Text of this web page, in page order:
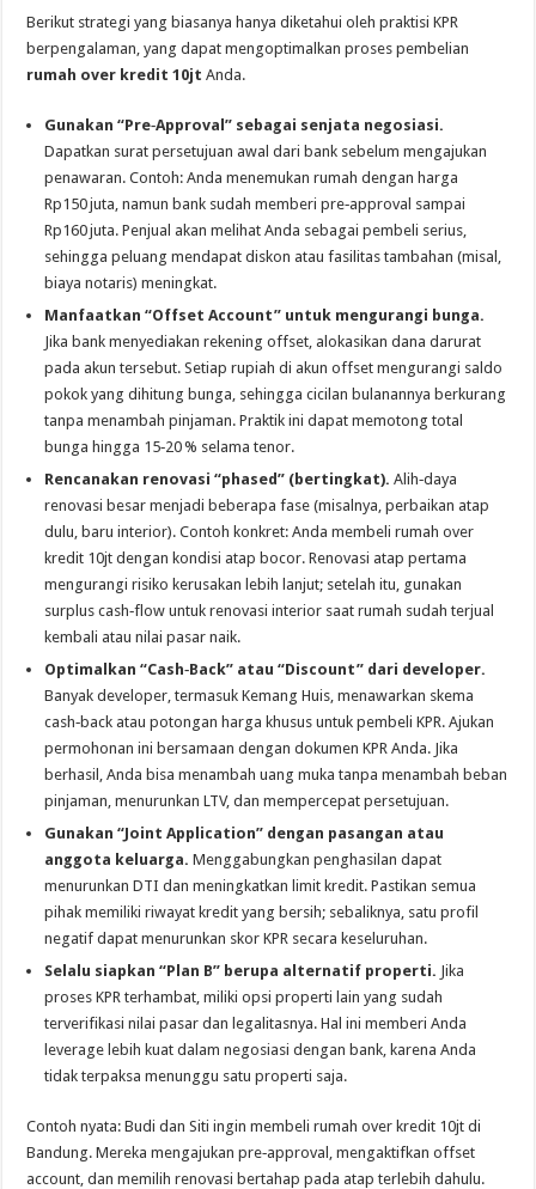
Berikut strategi yang biasanya hanya diketahui oleh praktisi KPR
berpengalaman, yang dapat mengoptimalkan proses pembelian
rumah over kredit 10jt Anda.
Gunakan “Pre‑Approval” sebagai senjata negosiasi.
Dapatkan surat persetujuan awal dari bank sebelum mengajukan
penawaran. Contoh: Anda menemukan rumah dengan harga
Rp150 juta, namun bank sudah memberi pre‑approval sampai
Rp160 juta. Penjual akan melihat Anda sebagai pembeli serius,
sehingga peluang mendapat diskon atau fasilitas tambahan (misal,
biaya notaris) meningkat.
Manfaatkan “Offset Account” untuk mengurangi bunga.
Jika bank menyediakan rekening offset, alokasikan dana darurat
pada akun tersebut. Setiap rupiah di akun offset mengurangi saldo
pokok yang dihitung bunga, sehingga cicilan bulanannya berkurang
tanpa menambah pinjaman. Praktik ini dapat memotong total
bunga hingga 15‑20 % selama tenor.
Rencanakan renovasi “phased” (bertingkat). Alih‑daya
renovasi besar menjadi beberapa fase (misalnya, perbaikan atap
dulu, baru interior). Contoh konkret: Anda membeli rumah over
kredit 10jt dengan kondisi atap bocor. Renovasi atap pertama
mengurangi risiko kerusakan lebih lanjut; setelah itu, gunakan
surplus cash‑flow untuk renovasi interior saat rumah sudah terjual
kembali atau nilai pasar naik.
Optimalkan “Cash‑Back” atau “Discount” dari developer.
Banyak developer, termasuk Kemang Huis, menawarkan skema
cash‑back atau potongan harga khusus untuk pembeli KPR. Ajukan
permohonan ini bersamaan dengan dokumen KPR Anda. Jika
berhasil, Anda bisa menambah uang muka tanpa menambah beban
pinjaman, menurunkan LTV, dan mempercepat persetujuan.
Gunakan “Joint Application” dengan pasangan atau
anggota keluarga. Menggabungkan penghasilan dapat
menurunkan DTI dan meningkatkan limit kredit. Pastikan semua
pihak memiliki riwayat kredit yang bersih; sebaliknya, satu profil
negatif dapat menurunkan skor KPR secara keseluruhan.
Selalu siapkan “Plan B” berupa alternatif properti. Jika
proses KPR terhambat, miliki opsi properti lain yang sudah
terverifikasi nilai pasar dan legalitasnya. Hal ini memberi Anda
leverage lebih kuat dalam negosiasi dengan bank, karena Anda
tidak terpaksa menunggu satu properti saja.
Contoh nyata: Budi dan Siti ingin membeli rumah over kredit 10jt di
Bandung. Mereka mengajukan pre‑approval, mengaktifkan offset
account, dan memilih renovasi bertahap pada atap terlebih dahulu.